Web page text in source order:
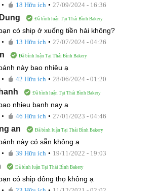
• 18 Hữu ích • 27/09/2024 - 16:36
Đã bình luận Tại Thái Bình Bakery
có ship ở xuống tiền hải không?
• 13 Hữu ích • 27/07/2024 - 04:26
Đã bình luận Tại Thái Bình Bakery
này bao nhiêu ạ
• 42 Hữu ích • 28/06/2024 - 01:20
Đã bình luận Tại Thái Bình Bakery
nhieu banh nay a
• 46 Hữu ích • 27/01/2023 - 04:46
an Đã bình luận Tại Thái Bình Bakery
này có sẵn không ạ
• 39 Hữu ích • 19/11/2022 - 19:03
Đã bình luận Tại Thái Bình Bakery
có ship đông thọ không ạ